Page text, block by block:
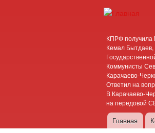
партии
аргументы,
факты
КПРФ получила
Кемал Бытдаев,
Коммунисты
Карачаево-
Ответил на
В Карачаево-
на передовой
Главное меню
Главная